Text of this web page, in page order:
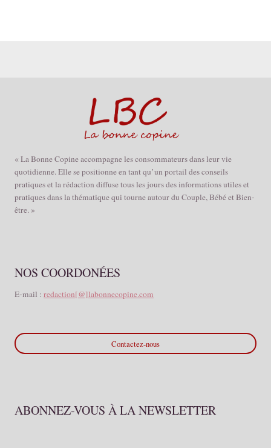
« La Bonne Copine accompagne les consommateurs dans leur vie
quotidienne. Elle se positionne en tant qu’un portail des conseils
pratiques et la rédaction diffuse tous les jours des informations utiles et
pratiques dans la thématique qui tourne autour du Couple, Bébé et Bien-
être. »
NOS COORDONÉES
E-mail : redaction[@]labonnecopine.com
Contactez-nous
ABONNEZ-VOUS À LA NEWSLETTER